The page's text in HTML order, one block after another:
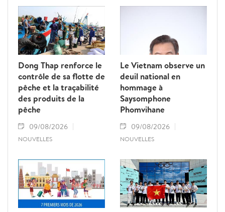
Dong Thap renforce le
contrôle de sa flotte de
pêche et la traçabilité
des produits de la
pêche
09/08/2026
NOUVELLES
Le Vietnam observe un
deuil national en
hommage à
Saysomphone
Phomvihane
09/08/2026
NOUVELLES